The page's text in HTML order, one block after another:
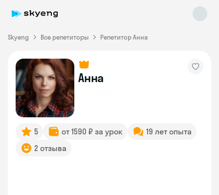
Skyeng Все репетиторы Репетитор Анна
Анна
5 от 1590 ₽ за урок
19 лет опыта
2 отзыва
Skyeng Chat
online